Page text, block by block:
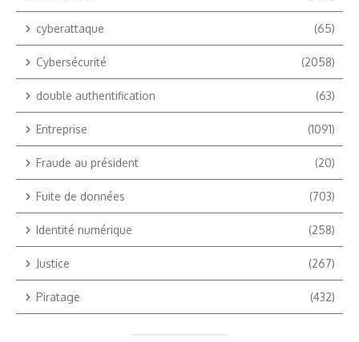
cyberattaque (65)
Cybersécurité (2058)
double authentification (63)
Entreprise (1091)
Fraude au président (20)
Fuite de données (703)
Identité numérique (258)
Justice (267)
Piratage (432)